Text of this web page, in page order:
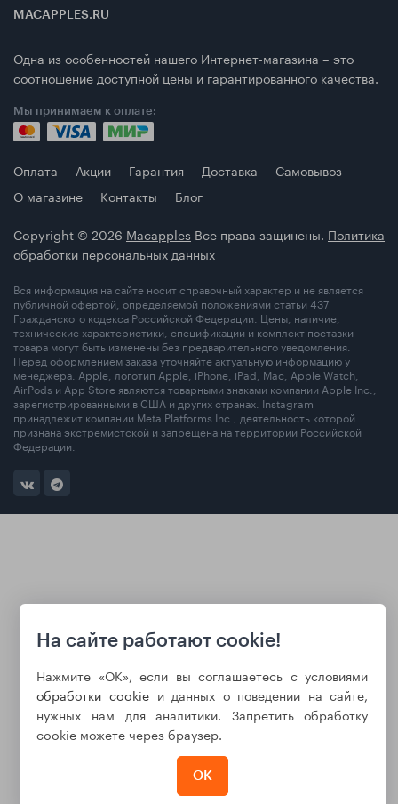
MACAPPLES.RU
Одна из особенностей нашего Интернет-магазина – это
соотношение доступной цены и гарантированного качества.
Мы принимаем к оплате:
Оплата Акции Гарантия Доставка
Самовывоз
О магазине
Контакты
Блог
Copyright © 2026 Macapples Все права защинены. Политика
обработки персональных данных
Вся информация на сайте носит справочный характер и не является
публичной офертой, определяемой положениями статьи 437
Гражданского кодекса Российской Федерации. Цены, наличие,
технические характеристики, спецификации и комплект поставки
товара могут быть изменены без предварительного уведомления.
Перед оформлением заказа уточняйте актуальную информацию у
менеджера. Apple, логотип Apple, iPhone, iPad, Mac, Apple Watch,
AirPods и App Store являются товарными знаками компании Apple Inc.,
зарегистрированными в США и других странах. Instagram
принадлежит компании Meta Platforms Inc., деятельность которой
признана экстремистской и запрещена на территории Российской
Федерации.
На сайте работают cookie!
Нажмите «ОК», если вы соглашаетесь с условиями
обработки cookie и данных о поведении на сайте,
нужных нам для аналитики. Запретить обработку
cookie можете через браузер.
ОК